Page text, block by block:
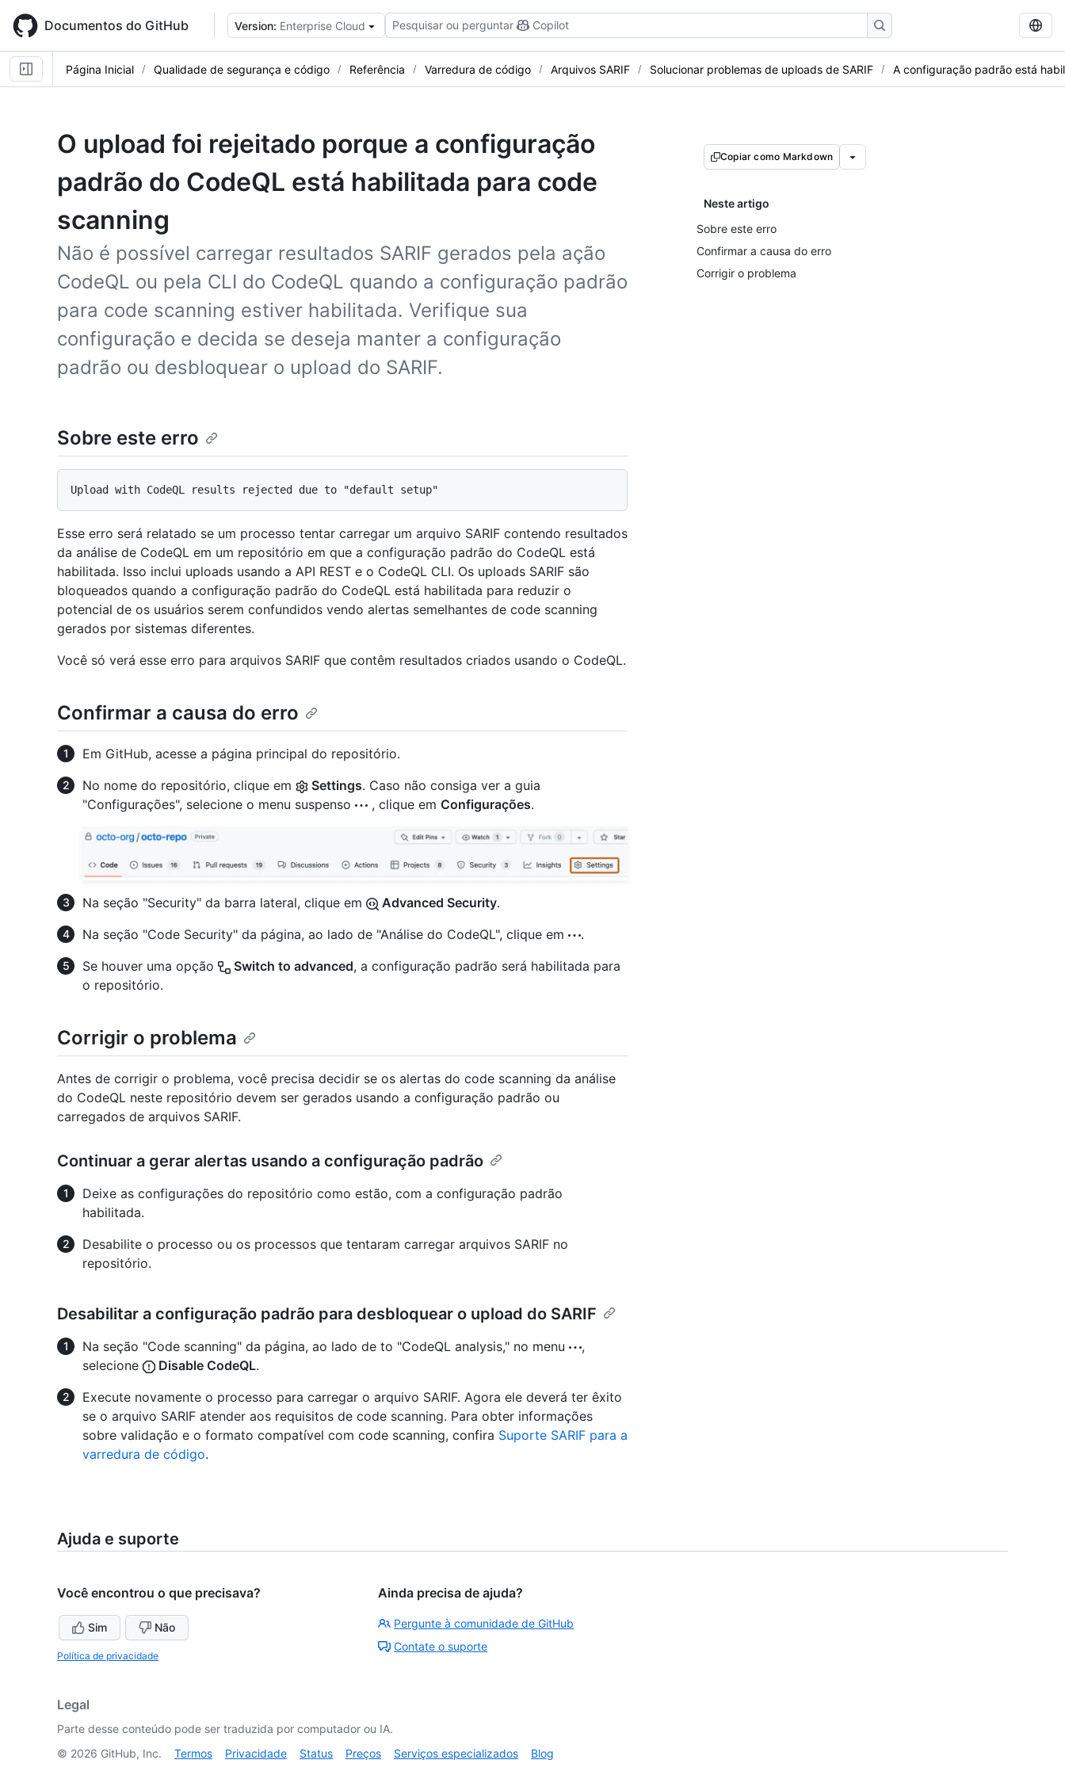
main
content
Documentos do GitHub Version: Enterprise Cloud Pesquisar ou perguntar Copilot
Página Inicial Qualidade de segurança e código Referência Varredura de código Arquivos SARIF Solucionar problemas de uploads de SARIF A configuração padrão está
O upload foi rejeitado porque a configuração
padrão do CodeQL está habilitada para code
scanning
Não é possível carregar resultados SARIF gerados pela ação
CodeQL ou pela CLI do CodeQL quando a configuração padrão
para code scanning estiver habilitada. Verifique sua
configuração e decida se deseja manter a configuração
padrão ou desbloquear o upload do SARIF.
Copiar como Markdown
Neste artigo
Sobre este erro
Confirmar a causa do erro
Corrigir o problema
Sobre este erro
Esse erro será relatado se um processo tentar carregar um arquivo SARIF contendo resultados
da análise de CodeQL em um repositório em que a configuração padrão do CodeQL está
habilitada. Isso inclui uploads usando a API REST e o CodeQL CLI. Os uploads SARIF são
bloqueados quando a configuração padrão do CodeQL está habilitada para reduzir o
potencial de os usuários serem confundidos vendo alertas semelhantes de code scanning
gerados por sistemas diferentes.
Você só verá esse erro para arquivos SARIF que contêm resultados criados usando o CodeQL.
Confirmar a causa do erro
Em GitHub, acesse a página principal do repositório.
No nome do repositório, clique em
Settings. Caso não consiga ver a guia
"Configurações", selecione o menu suspenso
, clique em Configurações.
Na seção "Security" da barra lateral, clique em Advanced Security.
Na seção "Code Security" da página, ao lado de "Análise do CodeQL", clique em
.
Se houver uma opção
Switch to advanced, a configuração padrão será habilitada para
o repositório.
Corrigir o problema
Antes de corrigir o problema, você precisa decidir se os alertas do code scanning da análise
do CodeQL neste repositório devem ser gerados usando a configuração padrão ou
carregados de arquivos SARIF.
Continuar a gerar alertas usando a configuração padrão
Deixe as configurações do repositório como estão, com a configuração padrão
habilitada.
Desabilite o processo ou os processos que tentaram carregar arquivos SARIF no
repositório.
Desabilitar a configuração padrão para desbloquear o upload do SARIF
Na seção "Code scanning" da página, ao lado de to "CodeQL analysis," no menu
,
selecione
Disable CodeQL.
Execute novamente o processo para carregar o arquivo SARIF. Agora ele deverá ter êxito
se o arquivo SARIF atender aos requisitos de code scanning. Para obter informações
sobre validação e o formato compatível com code scanning, confira Suporte SARIF para a
varredura de código.
Ajuda e suporte
Você encontrou o que precisava?
Sim Não
Política de privacidade
Ainda precisa de ajuda?
Pergunte à comunidade de GitHub
Contate o suporte
Legal
Parte desse conteúdo pode ser traduzida por computador ou IA.
© 2026 GitHub, Inc. Termos Privacidade Status Preços Serviços especializados Blog